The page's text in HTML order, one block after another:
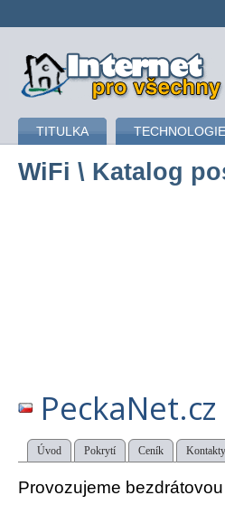
připojení k internetu
TITULKA TECHNOLOGIE
WiFi \ Katalog
PeckaNet.cz
Úvod Pokrytí Ceník Kontakty
Provozujeme